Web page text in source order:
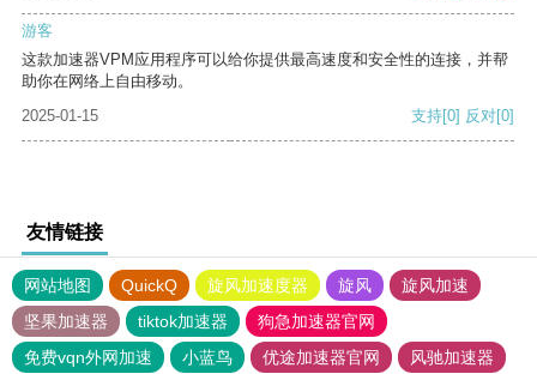
游客
这款加速器VPM应用程序可以给你提供最高速度和安全性的连接，并帮
助你在网络上自由移动。
2025-01-15
支持[0] 反对[0]
友情链接
网站地图 QuickQ 旋风加速度器 旋风
旋风加速
坚果加速器
tiktok加速器
狗急加速器官网
免费vqn外网加速
小蓝鸟 优途加速器官网
风驰加速器